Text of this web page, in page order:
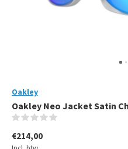
Oakley
Oakley Neo Jacket Satin
€214,00